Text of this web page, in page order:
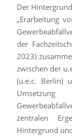
Der
„Erarbeitung
der
2023)
zwischen der
(u.e.c. Berlin)
zentralen
Hintergrund